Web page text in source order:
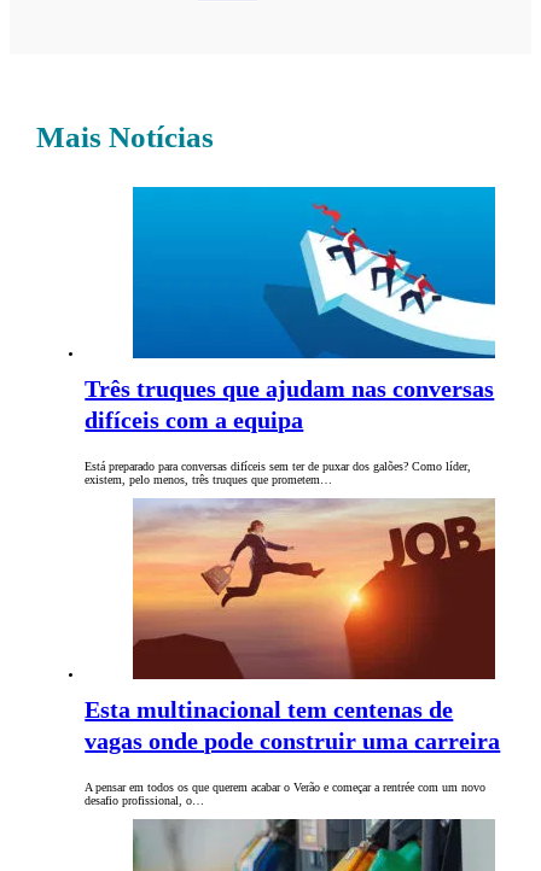
Mais Notícias
Três truques que ajudam nas conversas
difíceis com a equipa
Está preparado para conversas difíceis sem ter de puxar dos galões? Como líder,
existem, pelo menos, três truques que prometem…
Esta multinacional tem centenas de
vagas onde pode construir uma carreira
A pensar em todos os que querem acabar o Verão e começar a rentrée com um novo
desafio profissional, o…